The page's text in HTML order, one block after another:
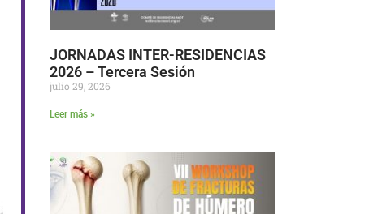
JORNADAS INTER-RESIDENCIAS
2026 – Tercera Sesión
julio 29, 2026
Leer más »